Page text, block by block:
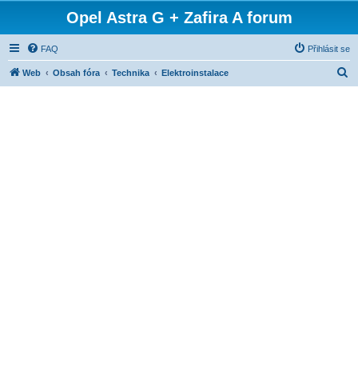
Opel Astra G + Zafira A forum
FAQ Přihlásit se
Web Obsah fóra Technika Elektroinstalace